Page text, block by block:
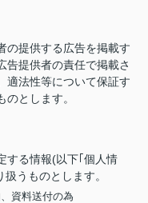
の提供する広告を掲載す
告提供者の責任で掲載さ
適法性等について保証す
とします。
する情報(以下｢個人情
うものとします。
資料送付の為